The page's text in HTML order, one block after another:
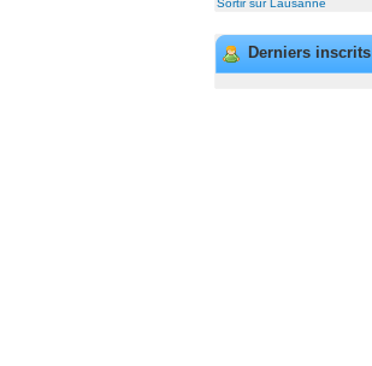
Sortir sur Lausanne
Derniers inscrits